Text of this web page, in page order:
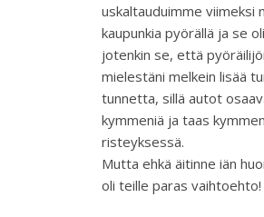
uskaltauduimme viimeksi
kaupunkia pyörällä ja se
jotenkin se, että
mielestäni melkein lisää
tunnetta, sillä autot
kymmeniä ja taas
risteyksessä.
Mutta ehkä äitinne iän
oli teille paras vaihtoehto!